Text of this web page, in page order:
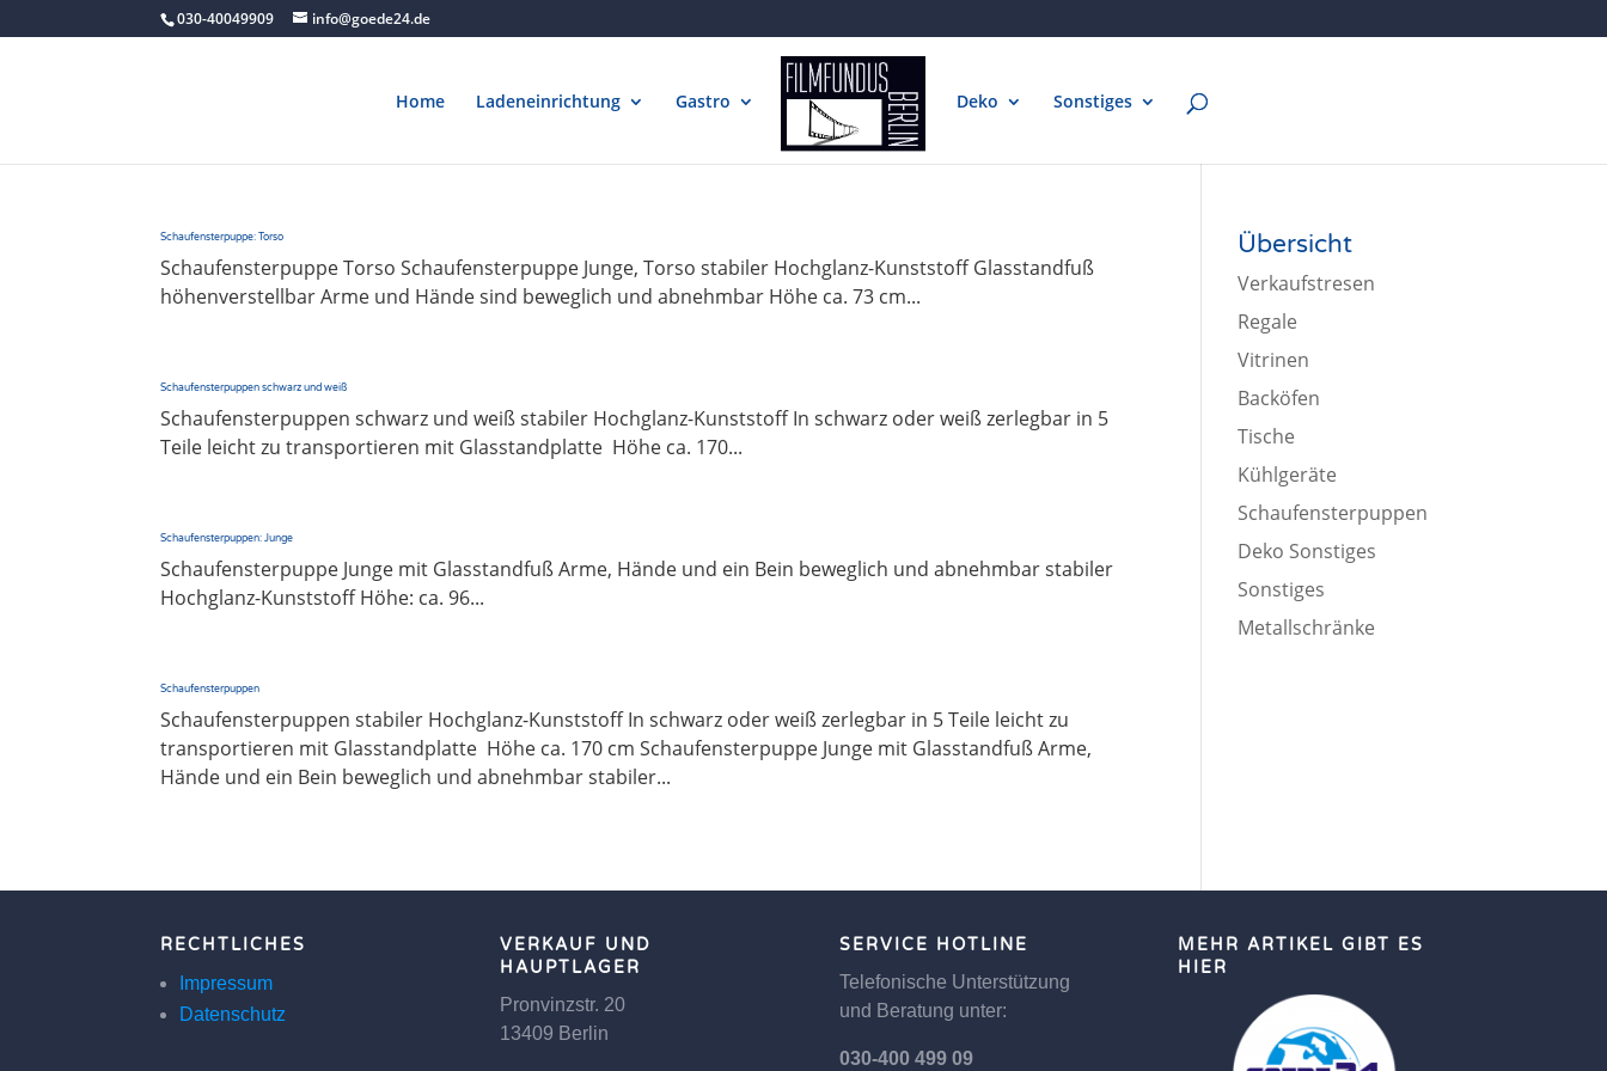
030-40049909 info@goede24.de
Home Ladeneinrichtung Gastro Deko Sonstiges
Schaufensterpuppe: Torso
Schaufensterpuppe Torso Schaufensterpuppe Junge, Torso stabiler Hochglanz-Kunststoff Glasstandfuß
höhenverstellbar Arme und Hände sind beweglich und abnehmbar Höhe ca. 73 cm...
Schaufensterpuppen schwarz und weiß
Schaufensterpuppen schwarz und weiß stabiler Hochglanz-Kunststoff In schwarz oder weiß zerlegbar in 5
Teile leicht zu transportieren mit Glasstandplatte Höhe ca. 170...
Schaufensterpuppen: Junge
Schaufensterpuppe Junge mit Glasstandfuß Arme, Hände und ein Bein beweglich und abnehmbar stabiler
Hochglanz-Kunststoff Höhe: ca. 96...
Schaufensterpuppen
Schaufensterpuppen stabiler Hochglanz-Kunststoff In schwarz oder weiß zerlegbar in 5 Teile leicht zu
transportieren mit Glasstandplatte Höhe ca. 170 cm Schaufensterpuppe Junge mit Glasstandfuß Arme,
Hände und ein Bein beweglich und abnehmbar stabiler...
Übersicht
Verkaufstresen
Regale
Vitrinen
Backöfen
Tische
Kühlgeräte
Schaufensterpuppen
Deko Sonstiges
Sonstiges
Metallschränke
RECHTLICHES
Impressum
Datenschutz
VERKAUF UND
HAUPTLAGER
Pronvinzstr. 20
13409 Berlin
SERVICE HOTLINE
Telefonische Unterstützung
und Beratung unter:
030-400 499 09
MEHR ARTIKEL GIBT ES
HIER